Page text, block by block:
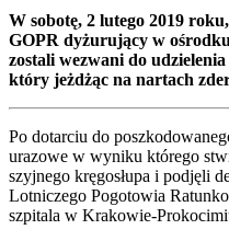
W sobotę, 2 lutego 2019
GOPR dyżurujący w
zostali wezwani do
który jeżdżąc na nartach
Po dotarciu do
urazowe w wyniku którego
szyjnego kręgosłupa i podjęli
Lotniczego Pogotowia
szpitala w Krakowie-